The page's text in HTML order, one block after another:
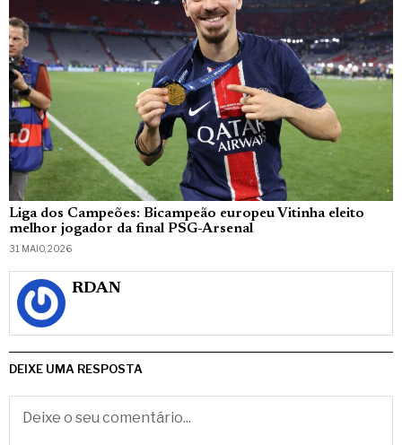
Liga dos Campeões: Bicampeão europeu Vitinha eleito
melhor jogador da final PSG-Arsenal
31 MAIO, 2026
RDAN
DEIXE UMA RESPOSTA